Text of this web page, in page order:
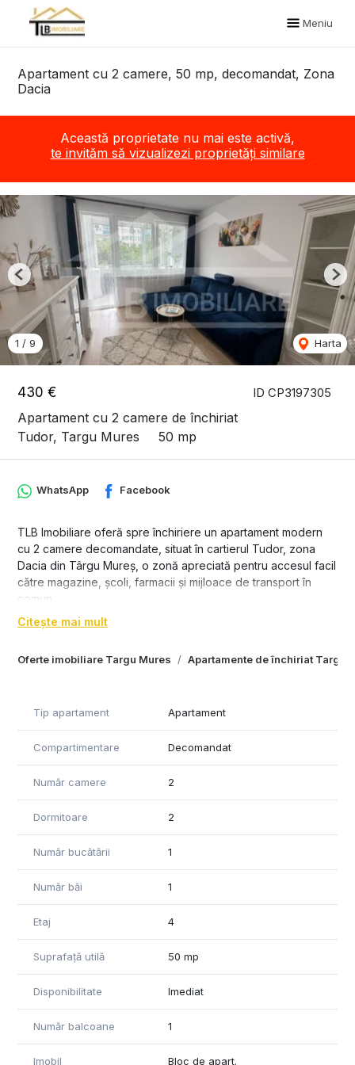
Meniu
Apartament cu 2 camere, 50 mp, decomandat, Zona
Dacia
Această proprietate nu mai este activă,
te invităm să vizualizezi proprietăți similare
ID CP3197305
430 €
Apartament cu 2 camere de închiriat
Tudor, Targu Mures
50 mp
1 / 9 Harta
Previous
Oferte imobiliare Targu Mures Apartamente de închiriat Targu
WhatsApp Facebook
TLB Imobiliare oferă spre închiriere un apartament modern
cu 2 camere decomandate, situat în cartierul Tudor, zona
Dacia din Târgu Mureș, o zonă apreciată pentru accesul facil
către magazine, școli, farmacii și mijloace de transport în
comun.
Apartamentul are o suprafață utilă de 50 mp, la care se
al unui imobil dotat cu lift nou. Locuința este proaspăt
Bloc dotat cu lift nou
Compartimentare:
Living spațios cu canapea extensibilă
Dormitor cu pat matrimonial
Bucătărie separată
Baie cu cadă
Hol cu spații generoase de depozitare
Balcon închis
Dotări și facilități:
Mașină de spălat vase (nouă)
Combină frigorifică
Cuptor electric
Hotă
Citește mai mult
Tip apartament Apartament
Compartimentare Decomandat
Număr camere 2
Dormitoare 2
Număr bucătării 1
Număr băi 1
Etaj 4
Suprafață utilă 50 mp
Disponibilitate Imediat
Număr balcoane 1
Imobil Bloc de apart.